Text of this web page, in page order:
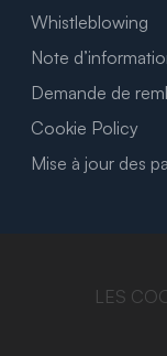
Whistleblowing
Note
Demande de
Cookie Policy
Mise à jour des
LES